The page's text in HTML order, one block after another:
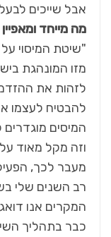
אבל שייכים
מה מייחד
"שיטת המיסוי
מזו המונהגת
להבטיח לעצמו
וזה מקל מאוד
מעבר לכך,
רב השנים שלי
המקרים אנו
כבר בתהליך